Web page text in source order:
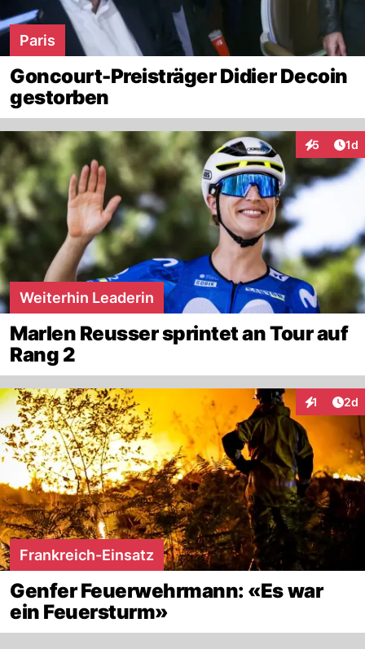
Paris
Goncourt-Preisträger Didier Decoin
gestorben
5 1d
Weiterhin Leaderin
Marlen Reusser sprintet an Tour auf
Rang 2
1 2d
Frankreich-Einsatz
Genfer Feuerwehrmann: «Es war
ein Feuersturm»